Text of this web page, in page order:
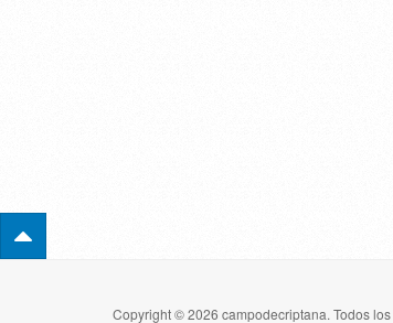
Copyright © 2026 campodecriptana. Todos